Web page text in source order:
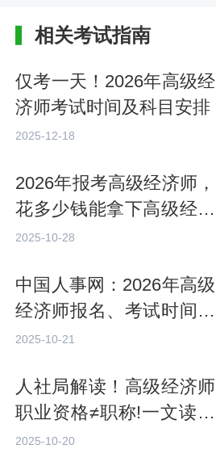
相关考试指南
仅考一天！2026年高级经
济师考试时间及科目安排
2025-12-18
2026年报考高级经济师，
花多少钱能拿下高级经济
师证书？
2025-10-28
中国人事网：2026年高级
经济师报名、考试时间及
考试具体批次安排
2025-10-21
人社局解读！高级经济师
职业资格≠职称!一文读懂
两者核心差异
2025-10-20